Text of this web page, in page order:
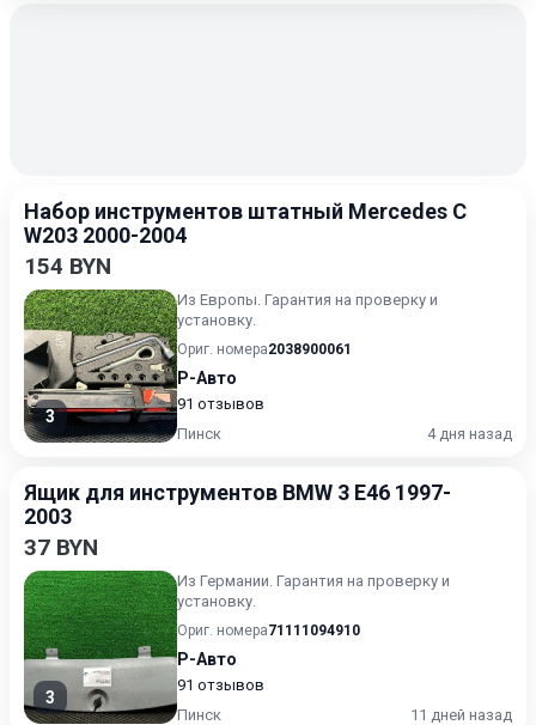
Набор инструментов штатный Mercedes C
W203 2000-2004
154 BYN
3
Из Европы. Гарантия на проверку и
установку.
Ориг. номера2038900061
Р-Авто
91 отзывов
Пинск
4 дня назад
Ящик для инструментов BMW 3 E46 1997-
2003
37 BYN
3
Из Германии. Гарантия на проверку и
установку.
Ориг. номера71111094910
Р-Авто
91 отзывов
Пинск
11 дней назад